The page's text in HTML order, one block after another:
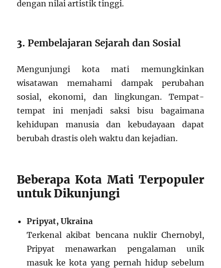
dengan nilai artistik tinggi.
3.Pembelajaran Sejarah dan Sosial
Mengunjungi kota mati memungkinkan
wisatawan memahami dampak perubahan
sosial, ekonomi, dan lingkungan. Tempat-
tempat ini menjadi saksi bisu bagaimana
kehidupan manusia dan kebudayaan dapat
berubah drastis oleh waktu dan kejadian.
Beberapa Kota Mati Terpopuler
untuk Dikunjungi
Pripyat, Ukraina
Terkenal akibat bencana nuklir Chernobyl,
Pripyat menawarkan pengalaman unik
masuk ke kota yang pernah hidup sebelum